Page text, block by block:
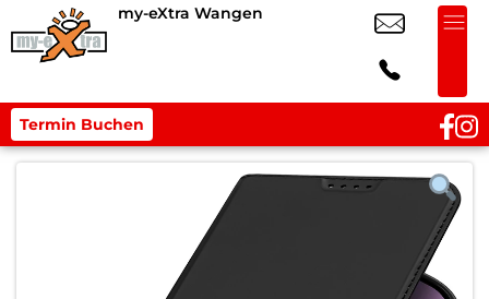
my-eXtra Wangen
Termin Buchen